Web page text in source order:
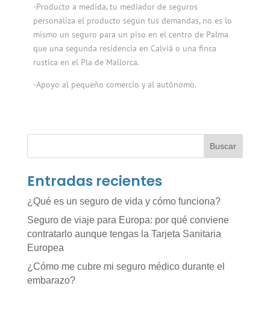
-Producto a medida, tu mediador de seguros
personaliza el producto según tus demandas, no es lo
mismo un seguro para un piso en el centro de Palma
que una segunda residencia en Calviá o una finca
rustica en el Pla de Mallorca.
-Apoyo al pequeño comercio y al autónomo.
Buscar
Entradas recientes
¿Qué es un seguro de vida y cómo funciona?
Seguro de viaje para Europa: por qué conviene
contratarlo aunque tengas la Tarjeta Sanitaria
Europea
¿Cómo me cubre mi seguro médico durante el
embarazo?